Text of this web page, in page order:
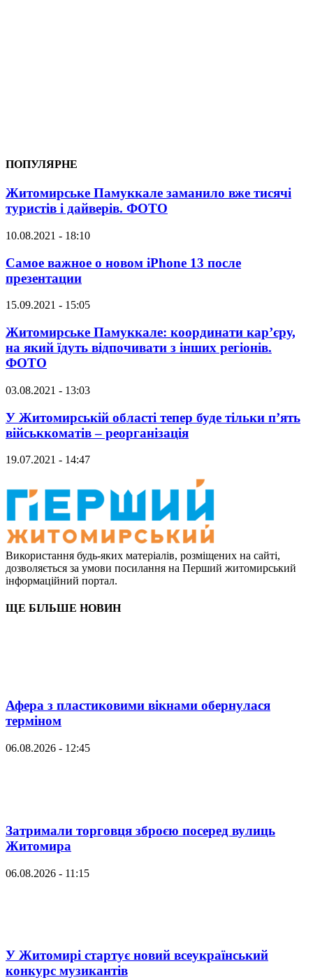
ПОПУЛЯРНЕ
Житомирське Памуккале заманило вже тисячі
туристів і дайверів. ФОТО
10.08.2021 - 18:10
Самое важное о новом iPhone 13 после
презентации
15.09.2021 - 15:05
Житомирське Памуккале: координати кар’єру,
на який їдуть відпочивати з інших регіонів.
ФОТО
03.08.2021 - 13:03
У Житомирській області тепер буде тільки п’ять
військкоматів – реорганізація
19.07.2021 - 14:47
Використання будь-яких матеріалів, розміщених на сайті,
дозволяється за умови посилання на Перший житомирський
інформаційний портал.
ЩЕ БІЛЬШЕ НОВИН
Афера з пластиковими вікнами обернулася
терміном
06.08.2026 - 12:45
Затримали торговця зброєю посеред вулиць
Житомира
06.08.2026 - 11:15
У Житомирі стартує новий всеукраїнський
конкурс музикантів